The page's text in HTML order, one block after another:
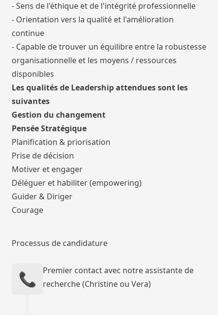
- Sens de l'éthique et de l'intégrité professionnelle
- Orientation vers la qualité et l'amélioration
continue
- Capable de trouver un équilibre entre la robustesse
organisationnelle et les moyens / ressources
disponibles
Les qualités de Leadership attendues sont les
suivantes
Gestion du changement
Pensée Stratégique
Planification & priorisation
Prise de décision
Motiver et engager
Déléguer et habiliter (empowering)
Guider & Diriger
Courage
Processus de candidature
📞
Premier contact avec notre assistante de
recherche (Christine ou Vera)